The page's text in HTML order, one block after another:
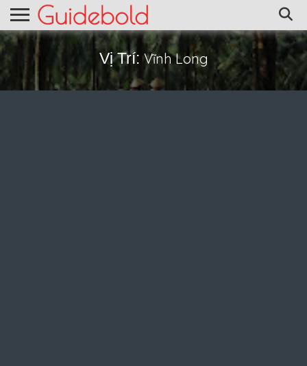
Vị Trí:Vĩnh Long